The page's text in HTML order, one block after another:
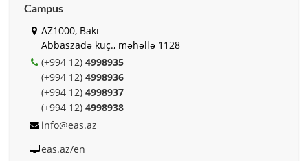
Campus
AZ1000, Bakı
Abbaszadə küç., məhəllə 1128
(+994 12) 4998935
(+994 12) 4998936
(+994 12) 4998937
(+994 12) 4998938
info@eas.az
eas.az/en